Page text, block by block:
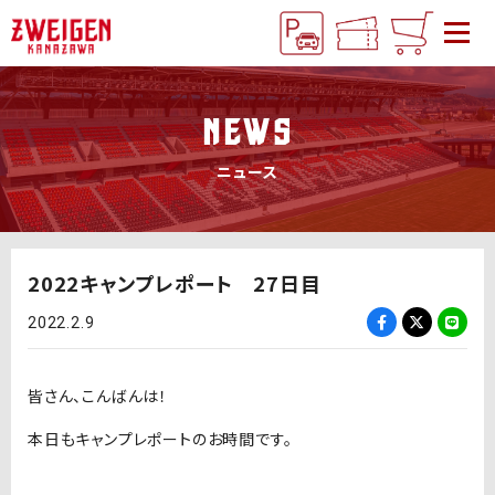
NEWS
ニュース
2022キャンプレポート 27日目
2022.2.9
皆さん、こんばんは！
本日もキャンプレポートのお時間です。